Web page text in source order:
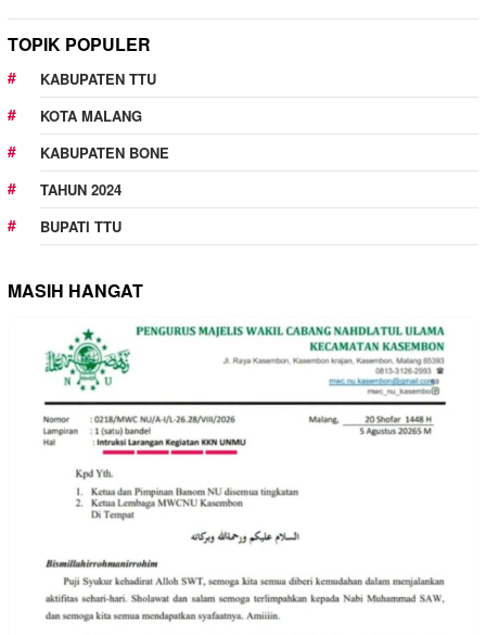
TOPIK POPULER
KABUPATEN TTU
KOTA MALANG
KABUPATEN BONE
TAHUN 2024
BUPATI TTU
MASIH HANGAT